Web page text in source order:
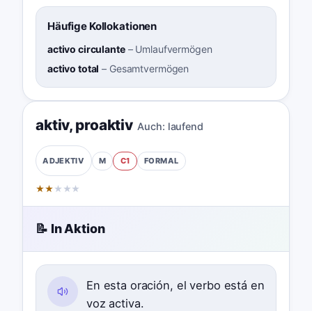
Häufige Kollokationen
activo circulante– Umlaufvermögen
activo total – Gesamtvermögen
aktiv, proaktiv Auch: laufend
ADJEKTIV M C1 FORMAL
★★ ★ ★ ★
📝 In Aktion
En esta oración, el verbo está en
voz activa.